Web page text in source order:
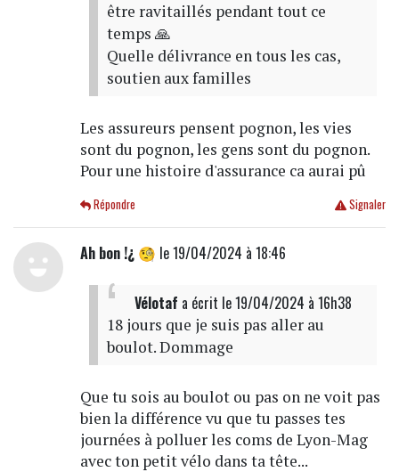
être ravitaillés pendant tout ce
temps 🙏
Quelle délivrance en tous les cas,
soutien aux familles
Les assureurs pensent pognon, les vies
sont du pognon, les gens sont du pognon.
Pour une histoire d'assurance ca aurai pû
Signaler
Répondre
Ah bon !¿ 🧐 le 19/04/2024 à 18:46
Vélotaf a écrit le 19/04/2024 à 16h38
18 jours que je suis pas aller au
boulot. Dommage
Que tu sois au boulot ou pas on ne voit pas
bien la différence vu que tu passes tes
journées à polluer les coms de Lyon-Mag
avec ton petit vélo dans ta tête...